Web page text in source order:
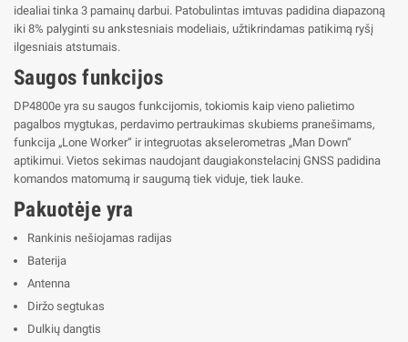
idealiai tinka 3 pamainų darbui. Patobulintas imtuvas padidina diapazoną
iki 8% palyginti su ankstesniais modeliais, užtikrindamas patikimą ryšį
ilgesniais atstumais.
Saugos funkcijos
DP4800e yra su saugos funkcijomis, tokiomis kaip vieno palietimo
pagalbos mygtukas, perdavimo pertraukimas skubiems pranešimams,
funkcija „Lone Worker“ ir integruotas akselerometras „Man Down“
aptikimui. Vietos sekimas naudojant daugiakonstelacinį GNSS padidina
komandos matomumą ir saugumą tiek viduje, tiek lauke.
Pakuotėje yra
Rankinis nešiojamas radijas
Baterija
Antenna
Diržo segtukas
Dulkių dangtis